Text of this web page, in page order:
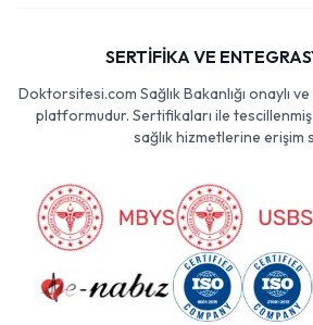
SERTİFİKA VE
Doktorsitesi.com Sağlık Bakanlığı onaylı
platformudur. Sertifikaları ile tescillenmiş
sağlık hizmetlerine erişim